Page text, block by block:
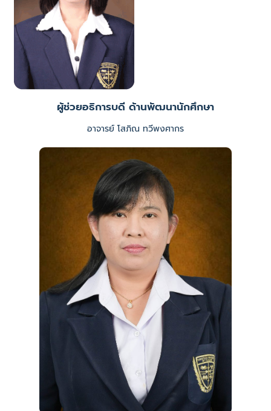
ผู้ช่วยอธิการบดี ด้านพัฒนานักศึกษา
อาจารย์ โสภิณ ทวีพงศากร